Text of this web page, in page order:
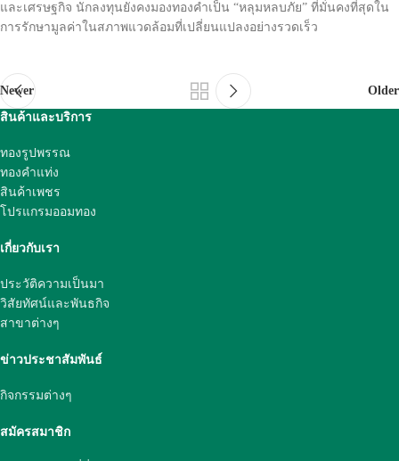
และเศรษฐกิจ นักลงทุนยังคงมองทองคำเป็น “หลุมหลบภัย” ที่มั่นคงที่สุดใน
การรักษามูลค่าในสภาพแวดล้อมที่เปลี่ยนแปลงอย่างรวดเร็ว
Newer
Older
สินค้าและบริการ
ทองรูปพรรณ
ทองคำแท่ง
สินค้าเพชร
โปรแกรมออมทอง
เกี่ยวกับเรา
ประวัติความเป็นมา
วิสัยทัศน์และพันธกิจ
สาขาต่างๆ
ข่าวประชาสัมพันธ์
กิจกรรมต่างๆ
สมัครสมาชิก